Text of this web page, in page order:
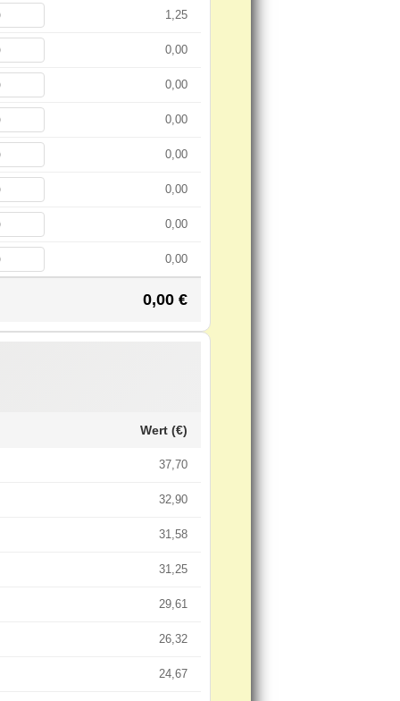
1,25
0,00
0,00
0,00
0,00
0,00
0,00
0,00
0,00 €
Wert (€)
37,70
32,90
31,58
31,25
29,61
26,32
24,67